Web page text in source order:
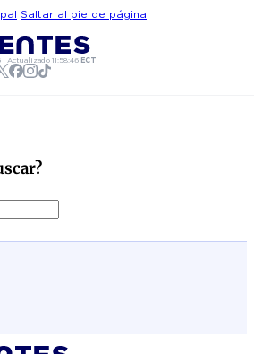
Saltar al pie de página
|Actualizado11:58:46 ECT